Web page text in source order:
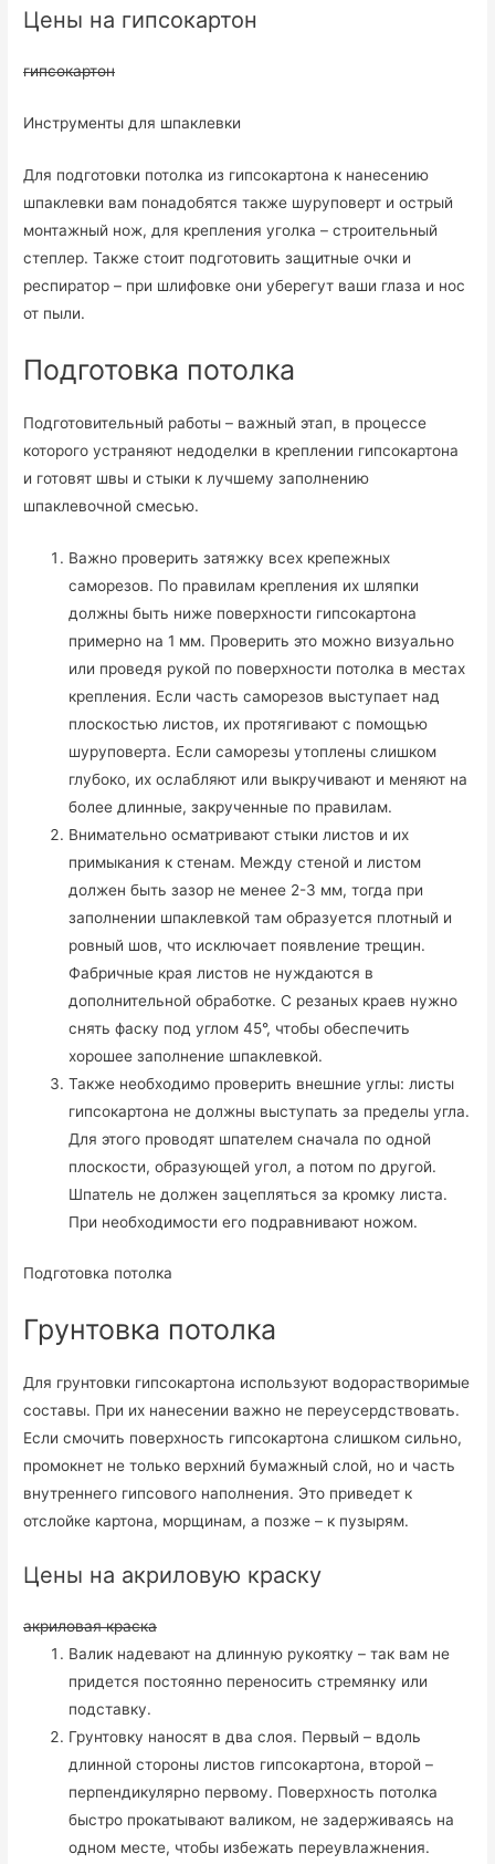
Цены на гипсокартон
гипсокартон
Инструменты для шпаклевки
Для подготовки потолка из гипсокартона к нанесению
шпаклевки вам понадобятся также шуруповерт и острый
монтажный нож, для крепления уголка – строительный
степлер. Также стоит подготовить защитные очки и
респиратор – при шлифовке они уберегут ваши глаза и нос
от пыли.
Подготовка потолка
Подготовительный работы – важный этап, в процессе
которого устраняют недоделки в креплении гипсокартона
и готовят швы и стыки к лучшему заполнению
шпаклевочной смесью.
Важно проверить затяжку всех крепежных
саморезов. По правилам крепления их шляпки
должны быть ниже поверхности гипсокартона
примерно на 1 мм. Проверить это можно визуально
или проведя рукой по поверхности потолка в местах
крепления. Если часть саморезов выступает над
плоскостью листов, их протягивают с помощью
шуруповерта. Если саморезы утоплены слишком
глубоко, их ослабляют или выкручивают и меняют на
более длинные, закрученные по правилам.
Внимательно осматривают стыки листов и их
примыкания к стенам. Между стеной и листом
должен быть зазор не менее 2-3 мм, тогда при
заполнении шпаклевкой там образуется плотный и
ровный шов, что исключает появление трещин.
Фабричные края листов не нуждаются в
дополнительной обработке. С резаных краев нужно
снять фаску под углом 45°, чтобы обеспечить
хорошее заполнение шпаклевкой.
Также необходимо проверить внешние углы: листы
гипсокартона не должны выступать за пределы угла.
Для этого проводят шпателем сначала по одной
плоскости, образующей угол, а потом по другой.
Шпатель не должен зацепляться за кромку листа.
При необходимости его подравнивают ножом.
Подготовка потолка
Грунтовка потолка
Для грунтовки гипсокартона используют водорастворимые
составы. При их нанесении важно не переусердствовать.
Если смочить поверхность гипсокартона слишком сильно,
промокнет не только верхний бумажный слой, но и часть
внутреннего гипсового наполнения. Это приведет к
отслойке картона, морщинам, а позже – к пузырям.
Цены на акриловую краску
акриловая краска
Валик надевают на длинную рукоятку – так вам не
придется постоянно переносить стремянку или
подставку.
Грунтовку наносят в два слоя. Первый – вдоль
длинной стороны листов гипсокартона, второй –
перпендикулярно первому. Поверхность потолка
быстро прокатывают валиком, не задерживаясь на
одном месте, чтобы избежать переувлажнения.